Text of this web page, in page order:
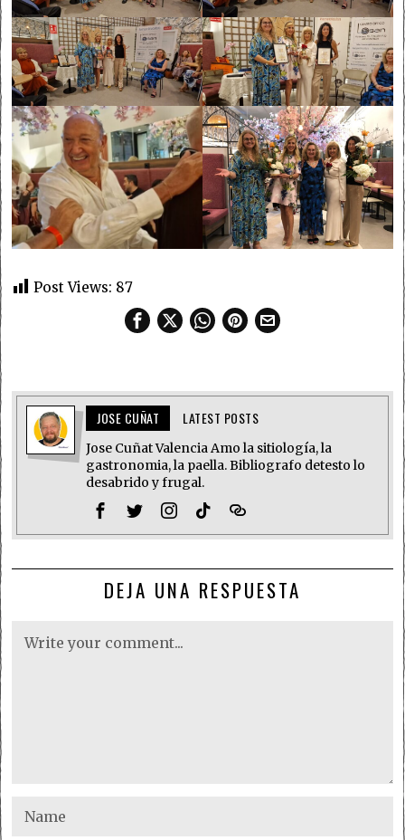
Post Views: 87
JOSE CUÑAT LATEST POSTS
Jose Cuñat Valencia Amo la sitiología, la
gastronomia, la paella. Bibliografo detesto lo
desabrido y frugal.
DEJA UNA RESPUESTA